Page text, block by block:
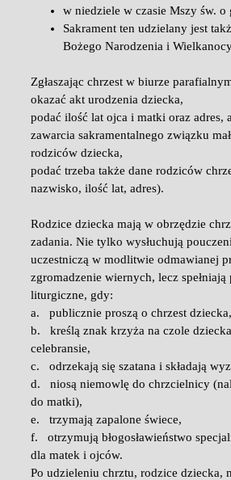
w niedziele w czasie Mszy św. o
Sakrament ten udzielany jest
Bożego Narodzenia i
Zgłaszając chrzest w biurze
okazać akt urodzenia dziecka,
podać ilość lat ojca i matki oraz adres,
zawarcia sakramentalnego związku
rodziców dziecka,
podać trzeba także dane rodziców
nazwisko, ilość lat, adres).
Rodzice dziecka mają w obrzędzie
zadania. Nie tylko wysłuchują
uczestniczą w modlitwie odmawianej
zgromadzenie wiernych, lecz
liturgiczne, gdy:
a. publicznie proszą o chrzest dziecka,
b. kreślą znak krzyża na czole
celebransie,
c. odrzekają się szatana i składają
d. niosą niemowlę do chrzcielnicy
do matki),
e. trzymają zapalone świece,
f. otrzymują błogosławieństwo
dla matek i ojców.
Po udzieleniu chrztu, rodzice dziecka,